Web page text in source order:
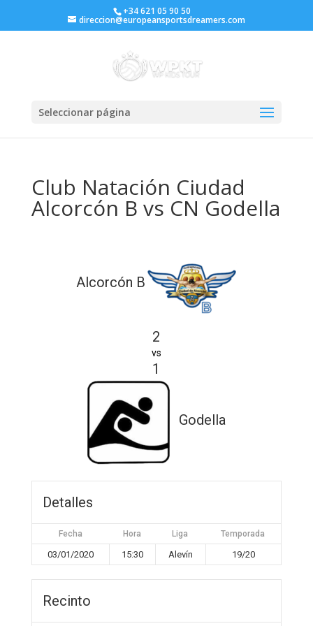
+34 621 05 90 50
direccion@europeansportsdreamers.com
Seleccionar página
Club Natación Ciudad
Alcorcón B vs CN Godella
Alcorcón B
2
vs
1
Godella
Detalles
Fecha Hora Liga Temporada
03/01/2020 15:30 Alevín 19/20
Recinto